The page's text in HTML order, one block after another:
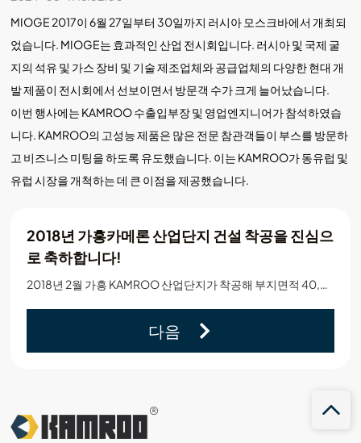
MIOGE 2017이 6월 27일부터 30일까지 러시아 모스크바에서 개최되
었습니다. MIOGE는 효과적인 산업 전시회입니다. 러시아 및 국제 굴
지의 석유 및 가스 장비 및 기술 제조업체와 공급업체의 다양한 현대 개
발 제품이 전시회에서 선보이면서 방문객 수가 크게 늘어났습니다.
이번 행사에는 KAMROO 수출입부장 및 영업엔지니어가 참석하였습
니다. KAMROO의 고성능 제품은 많은 전문 참관객들이 부스를 방문하
고 비즈니스 미팅을 하도록 유도했습니다. 이는 KAMROO가 동유럽 및
유럽 시장을 개척하는 데 큰 이점을 제공했습니다.
2018년 가흥카메론 산업단지 건설 착공을 진심으
로 축하합니다!
2018년 2월 가흥 KAMROO 산업단지가 착공해 부지면적 40,002㎡에 달하며 2020년 5월 준공될 예정이다.
다음